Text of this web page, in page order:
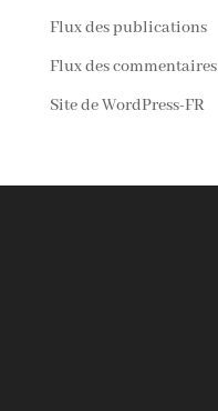
Flux des publications
Flux des commentaires
Site de WordPress-FR